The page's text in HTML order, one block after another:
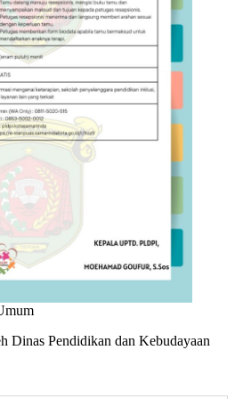
Dinas Pendidikan dan Kebudayaan